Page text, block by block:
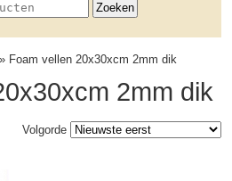
» Foam vellen 20x30xcm 2mm dik
2mm dik
Volgorde